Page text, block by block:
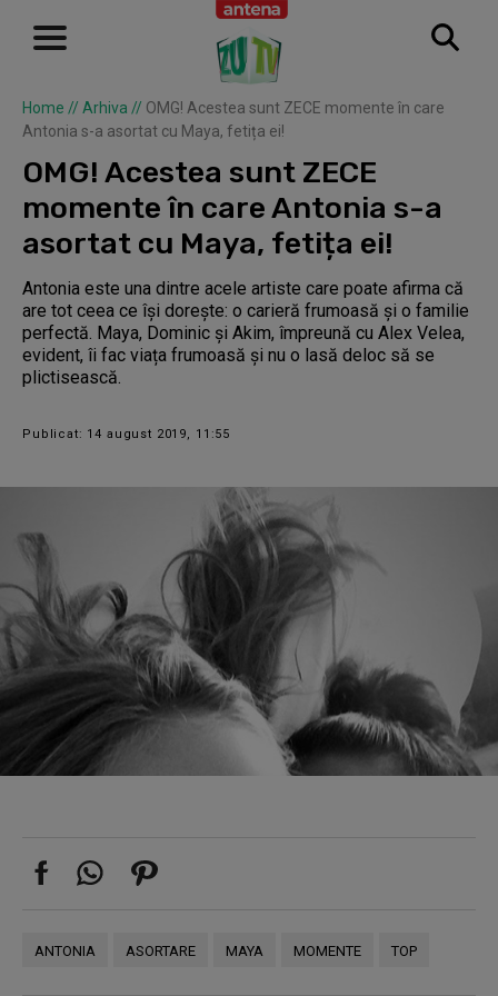
Home // Arhiva // OMG! Acestea sunt ZECE momente în care
Antonia s-a asortat cu Maya, fetița ei!
OMG! Acestea sunt ZECE
momente în care Antonia s-a
asortat cu Maya, fetița ei!
Antonia este una dintre acele artiste care poate afirma că
are tot ceea ce își dorește: o carieră frumoasă și o familie
perfectă. Maya, Dominic și Akim, împreună cu Alex Velea,
evident, îi fac viața frumoasă și nu o lasă deloc să se
plictisească.
Publicat: 14 august 2019, 11:55
ANTONIA ASORTARE MAYA MOMENTE TOP